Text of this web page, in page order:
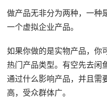
做产品无非分为两种，一种
一个虚拟企业产品。
如果你做的是实物产品，你
热门产品类型。有空先去闲
通过什么影响产品，并且需
高，受众群体广。